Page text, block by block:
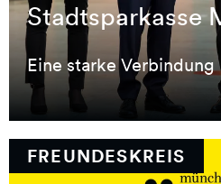
Stadtsparkasse
Eine starke Verbindung
Stadtsparkasse
Eine starke Verbindung
FREUNDESKREIS